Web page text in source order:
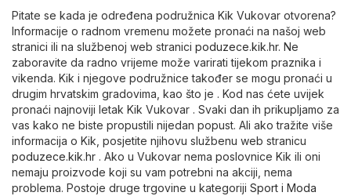
Pitate se kada je određena podružnica Kik Vukovar otvorena?
Informacije o radnom vremenu možete pronaći na našoj web
stranici ili na službenoj web stranici poduzece.kik.hr. Ne
zaboravite da radno vrijeme može varirati tijekom praznika i
vikenda. Kik i njegove podružnice također se mogu pronaći u
drugim hrvatskim gradovima, kao što je . Kod nas ćete uvijek
pronaći najnoviji letak Kik Vukovar . Svaki dan ih prikupljamo za
vas kako ne biste propustili nijedan popust. Ali ako tražite više
informacija o Kik, posjetite njihovu službenu web stranicu
poduzece.kik.hr . Ako u Vukovar nema poslovnice Kik ili oni
nemaju proizvode koji su vam potrebni na akciji, nema
problema. Postoje druge trgovine u kategoriji Sport i Moda